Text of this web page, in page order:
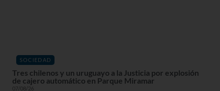
SOCIEDAD
Tres chilenos y un uruguayo a la Justicia por explosión
de cajero automático en Parque Miramar
07/08/26